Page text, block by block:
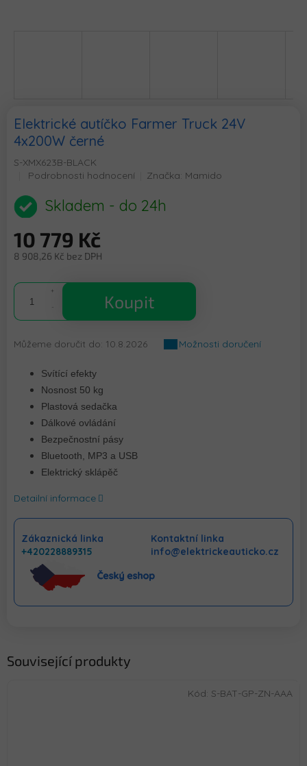
Elektrické autíčko Farmer Truck 24V
4x200W černé
S-XMX623B-BLACK
Průměrné
produktu
je
z
5
Podrobnosti hodnocení Značka: Mamido
Skladem - do 24h
10 779 Kč
8 908,26 Kč bez DPH
cena:
Koupit
Můžeme doručit do: 10.8.2026 Možnosti doručení
Svítící efekty
Nosnost 50 kg
Plastová sedačka
Dálkové ovládání
Bezpečnostní pásy
Bluetooth, MP3 a USB
Elektrický sklápěč
Detailní informace
Zákaznická linka
+420228889315
Kontaktní linka
info@elektrickeauticko.cz
Související produkty
Kód: S-BAT-GP-ZN-AAA